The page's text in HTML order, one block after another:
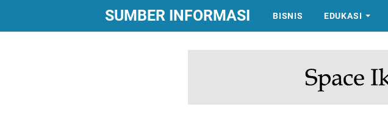
SUMBER INFORMASI BISNIS EDUKASI